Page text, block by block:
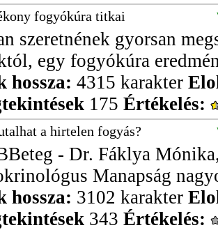
fogyókúra titkai
szeretnének gyorsan
egy fogyókúra
hossza: 4315 karakter
175 Értékelés:
a hirtelen fogyás?
- Dr. Fáklya
Manapság
hossza: 3102 karakter
343 Értékelés: